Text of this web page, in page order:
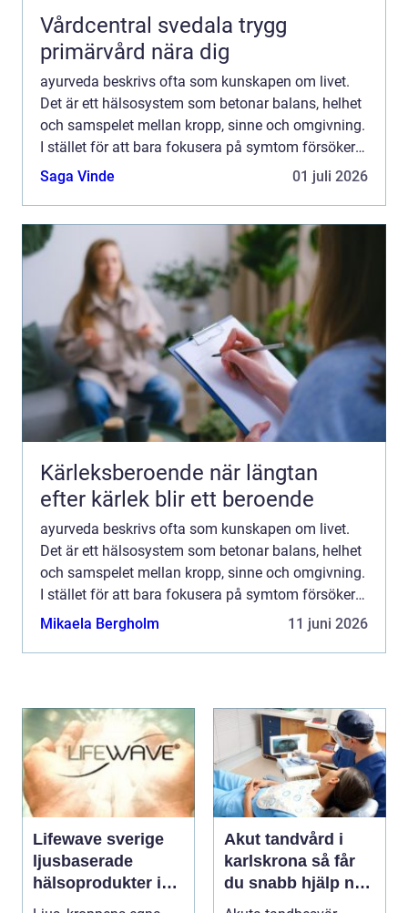
Vårdcentral svedala trygg
primärvård nära dig
ayurveda beskrivs ofta som kunskapen om livet.
Det är ett hälsosystem som betonar balans, helhet
och samspelet mellan kropp, sinne och omgivning.
I stället för att bara fokusera på symtom försöker
ayurvedan förstå varför obalans uppstår och hur
Saga Vinde 01 juli 2026
Kärleksberoende när längtan
efter kärlek blir ett beroende
ayurveda beskrivs ofta som kunskapen om livet.
Det är ett hälsosystem som betonar balans, helhet
och samspelet mellan kropp, sinne och omgivning.
I stället för att bara fokusera på symtom försöker
ayurvedan förstå varför obalans uppstår och hur
Mikaela Bergholm 11 juni 2026
Lifewave sverige
ljusbaserade
hälsoprodukter i
fokus
Akut tandvård i
karlskrona så får
du snabb hjälp när
tanden krisar